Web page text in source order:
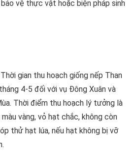
vệ thực vật hoặc biện pháp sinh
gian thu hoạch giống nếp Than
4-5 đối với vụ Đông Xuân và
Thời điểm thu hoạch lý tưởng là
vàng, vỏ hạt chắc, không còn
thử hạt lúa, nếu hạt không bị vỡ